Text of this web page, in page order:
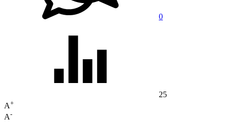
0
25
A+
A-